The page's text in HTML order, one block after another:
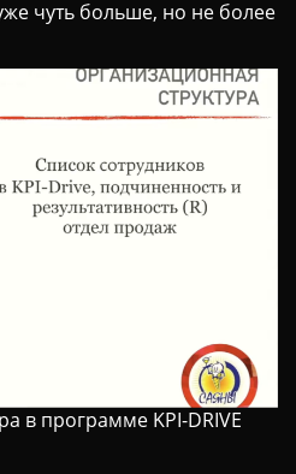
чуть больше, но не более
в программе KPI-DRIVE